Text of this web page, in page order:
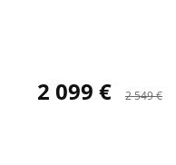
2 099 € 2 549 €